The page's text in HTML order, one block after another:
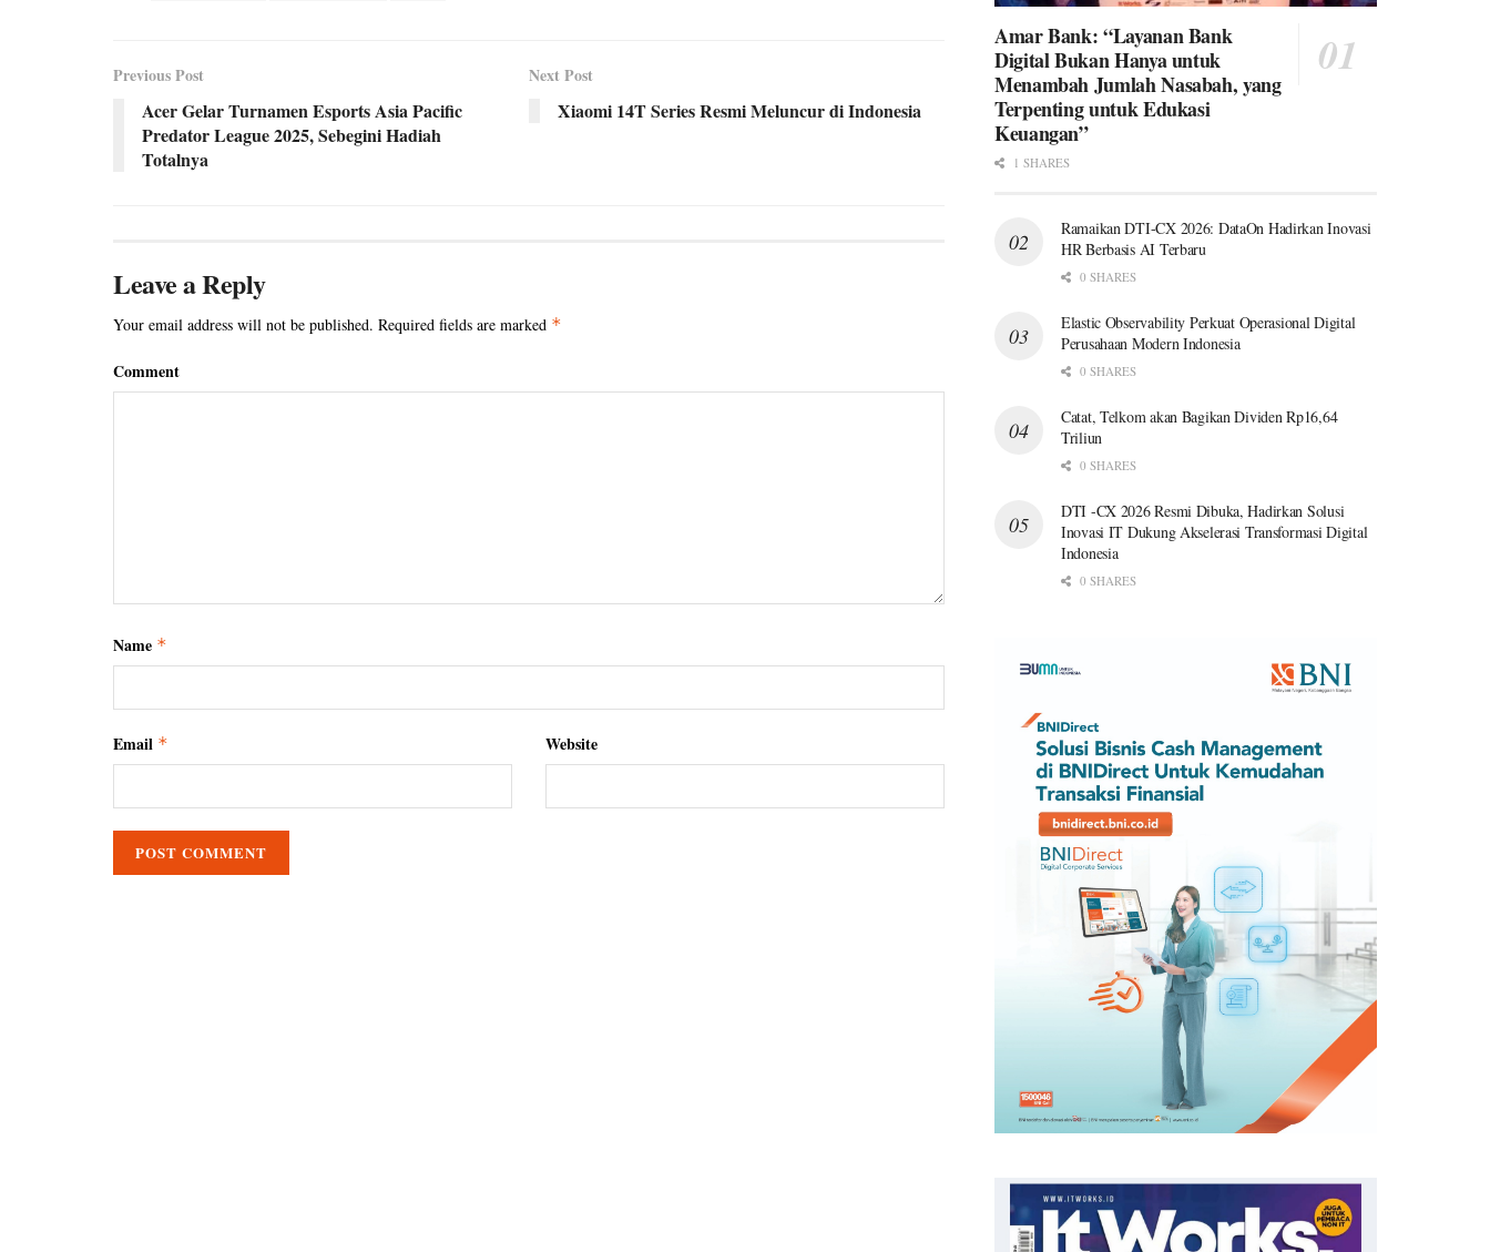
Previous Post
Acer Gelar Turnamen Esports Asia Pacific
Predator League 2025, Sebegini Hadiah
Totalnya
Next Post
Xiaomi 14T Series Resmi Meluncur di Indonesia
Leave a Reply
Your email address will not be published. Required fields are marked *
Comment
Name *
Email * Website
Amar Bank: “Layanan Bank
Digital Bukan Hanya untuk
Menambah Jumlah Nasabah, yang
Terpenting untuk Edukasi
Keuangan”
1 SHARES
Ramaikan DTI-CX 2026: DataOn Hadirkan Inovasi
HR Berbasis AI Terbaru
0 SHARES
Elastic Observability Perkuat Operasional Digital
Perusahaan Modern Indonesia
0 SHARES
Catat, Telkom akan Bagikan Dividen Rp16,64
Triliun
0 SHARES
DTI -CX 2026 Resmi Dibuka, Hadirkan Solusi
Inovasi IT Dukung Akselerasi Transformasi Digital
Indonesia
0 SHARES